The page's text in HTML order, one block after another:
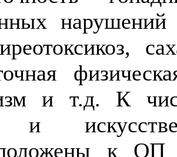
нарушений
и т.д. К
и
к